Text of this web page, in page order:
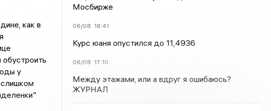
как в
у
слишком
Мосбирже
06/08 18:41
Курс юаня опустился до 11,4936
06/08 17:10
Между этажами, или а вдруг я ошибаюсь?
ЖУРНАЛ